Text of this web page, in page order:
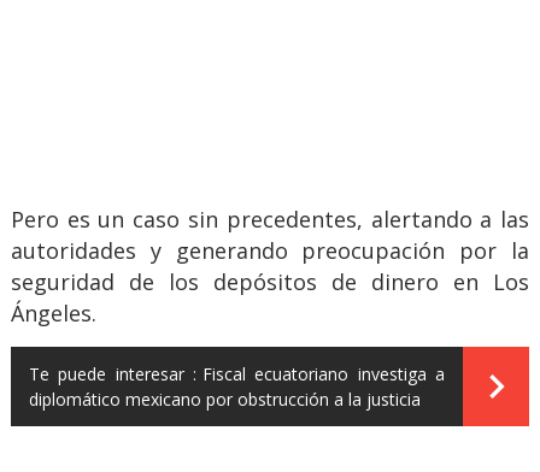
Pero es un caso sin precedentes, alertando a las
autoridades y generando preocupación por la
seguridad de los depósitos de dinero en Los
Ángeles.
Te puede interesar : Fiscal ecuatoriano investiga a
diplomático mexicano por obstrucción a la justicia